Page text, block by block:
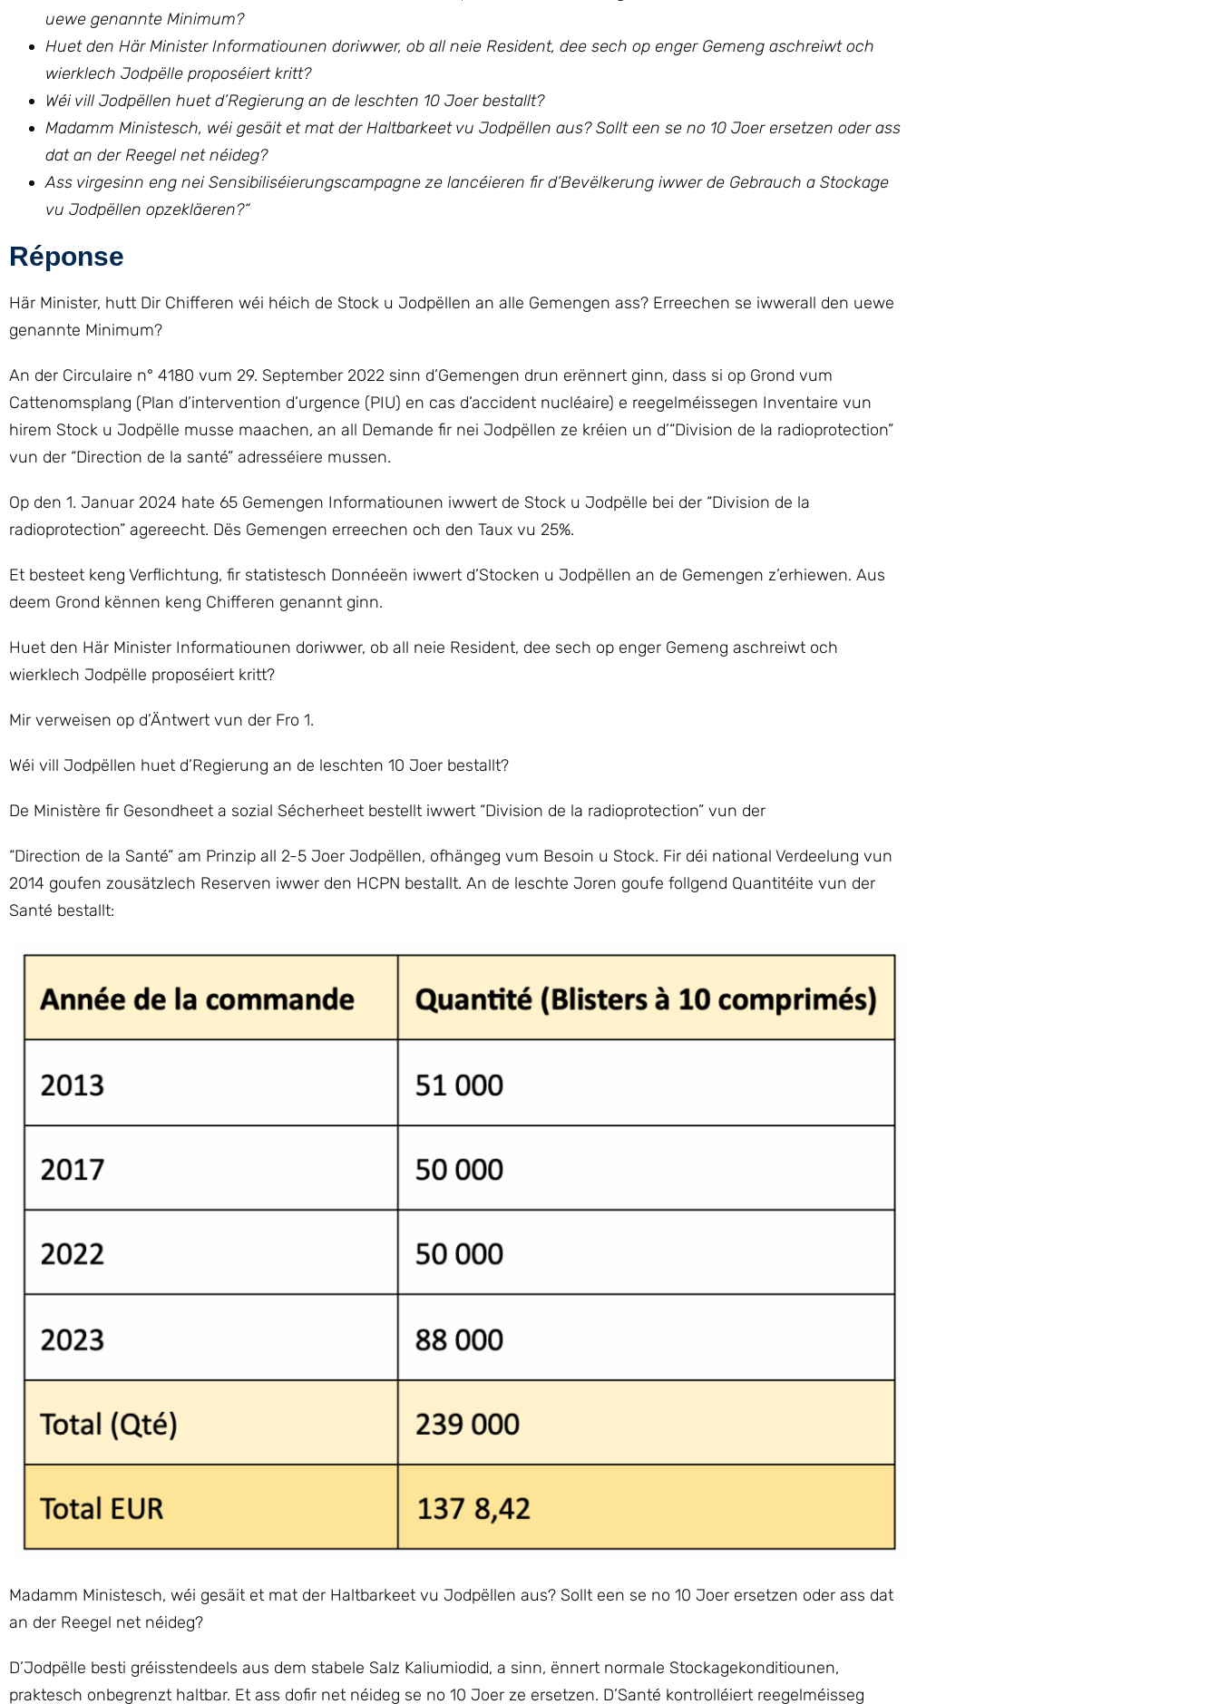
uewe genannte Minimum?
Huet den Här Minister Informatiounen doriwwer, ob all neie Resident, dee sech op enger Gemeng aschreiwt och
wierklech Jodpëlle proposéiert kritt?
Wéi vill Jodpëllen huet d’Regierung an de leschten 10 Joer bestallt?
Madamm Ministesch, wéi gesäit et mat der Haltbarkeet vu Jodpëllen aus? Sollt een se no 10 Joer ersetzen oder ass
dat an der Reegel net néideg?
Ass virgesinn eng nei Sensibiliséierungscampagne ze lancéieren fir d’Bevëlkerung iwwer de Gebrauch a Stockage
vu Jodpëllen opzekläeren?“
Réponse
Här Minister, hutt Dir Chifferen wéi héich de Stock u Jodpëllen an alle Gemengen ass? Erreechen se iwwerall den uewe
genannte Minimum?
An der Circulaire n° 4180 vum 29. September 2022 sinn d’Gemengen drun erënnert ginn, dass si op Grond vum
Cattenomsplang (Plan d’intervention d’urgence (PIU) en cas d’accident nucléaire) e reegelméissegen Inventaire vun
hirem Stock u Jodpëlle musse maachen, an all Demande fir nei Jodpëllen ze kréien un d’“Division de la radioprotection”
vun der “Direction de la santé” adresséiere mussen.
Op den 1. Januar 2024 hate 65 Gemengen Informatiounen iwwert de Stock u Jodpëlle bei der “Division de la
radioprotection” agereecht. Dës Gemengen erreechen och den Taux vu 25%.
Et besteet keng Verflichtung, fir statistesch Donnéeën iwwert d’Stocken u Jodpëllen an de Gemengen z’erhiewen. Aus
deem Grond kënnen keng Chifferen genannt ginn.
Huet den Här Minister Informatiounen doriwwer, ob all neie Resident, dee sech op enger Gemeng aschreiwt och
wierklech Jodpëlle proposéiert kritt?
Mir verweisen op d’Äntwert vun der Fro 1.
Wéi vill Jodpëllen huet d’Regierung an de leschten 10 Joer bestallt?
De Ministère fir Gesondheet a sozial Sécherheet bestellt iwwert “Division de la radioprotection” vun der
“Direction de la Santé” am Prinzip all 2-5 Joer Jodpëllen, ofhängeg vum Besoin u Stock. Fir déi national Verdeelung vun
2014 goufen zousätzlech Reserven iwwer den HCPN bestallt. An de leschte Joren goufe follgend Quantitéite vun der
Santé bestallt:
Madamm Ministesch, wéi gesäit et mat der Haltbarkeet vu Jodpëllen aus? Sollt een se no 10 Joer ersetzen oder ass dat
an der Reegel net néideg?
D’Jodpëlle besti gréisstendeels aus dem stabele Salz Kaliumiodid, a sinn, ënnert normale Stockagekonditiounen,
praktesch onbegrenzt haltbar. Et ass dofir net néideg se no 10 Joer ze ersetzen. D’Santé kontrolléiert reegelméisseg